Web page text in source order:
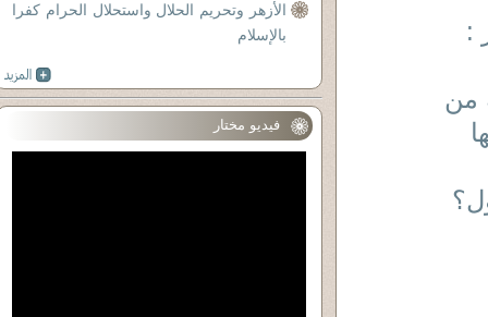
:
من
الأزهر وتحريم الحلال واستحلال الحرام كفرا
بالإسلام
فيديو مختار